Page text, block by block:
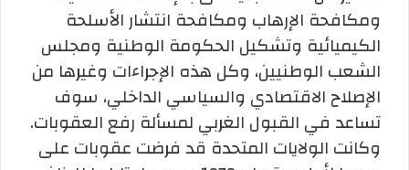
ومكافحة الإرهاب ومكافحة انتشار الأسلحة
الكيميائية وتشكيل الحكومة الوطنية ومجلس
الشعب الوطنيين، وكل هذه الإجراءات وغيرها من
الإصلاح الاقتصادي والسياسي الداخلي، سوف
تساعد في القبول الغربي لمسألة رفع العقوبات.
وكانت الولايات المتحدة قد فرضت عقوبات على